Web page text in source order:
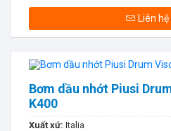
Liên hệ
Bơm dầu nhớt Piusi
K400
Xuất xứ: Italia